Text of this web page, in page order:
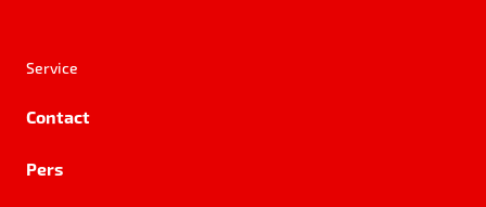
Service
Contact
Pers